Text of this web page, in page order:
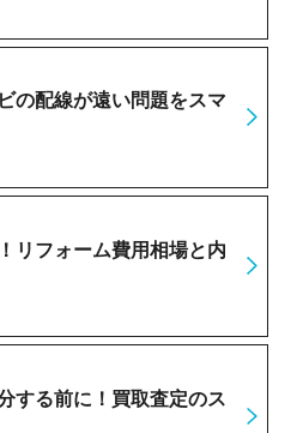
の配線が遠い問題をスマ
リフォーム費用相場と内
する前に！買取査定のス